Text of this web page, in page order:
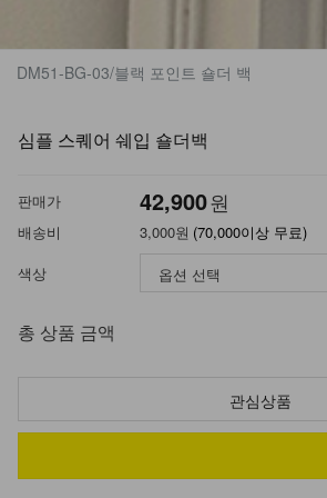
DM51-BG-03/블랙 포인트 숄더 백
심플 스퀘어 쉐입 숄더백
판매가 42,900원
배송비 3,000원 (70,000이상 무료)
색상
총 상품 금액
관심상품